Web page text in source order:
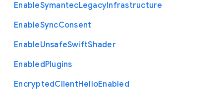
EnableSymantecLegacyInfrastructure
EnableSyncConsent
EnableUnsafeSwiftShader
EnabledPlugins
EncryptedClientHelloEnabled